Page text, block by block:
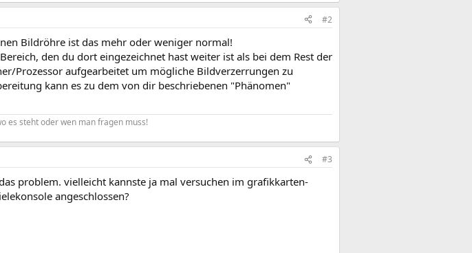
#2
Bildröhre ist das mehr oder weniger normal!
den du dort eingezeichnet hast weiter ist als bei dem Rest der
Prozessor aufgearbeitet um mögliche Bildverzerrungen zu
kann es zu dem von dir beschriebenen "Phänomen"
es steht oder wen man fragen muss!
#3
problem. vielleicht kannste ja mal versuchen im grafikkarten-
angeschlossen?